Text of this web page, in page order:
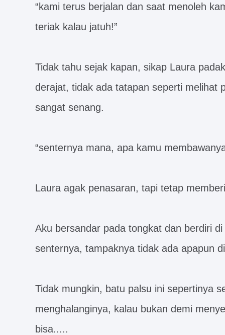
“kami terus berjalan dan saat menoleh
teriak kalau jatuh!”
Tidak tahu sejak kapan, sikap Laura
derajat, tidak ada tatapan seperti melihat
sangat senang.
“senternya mana, apa kamu
Laura agak penasaran, tapi tetap
Aku bersandar pada tongkat dan berdiri
senternya, tampaknya tidak ada apapun
Tidak mungkin, batu palsu ini sepertinya
menghalanginya, kalau bukan demi
bisa.....